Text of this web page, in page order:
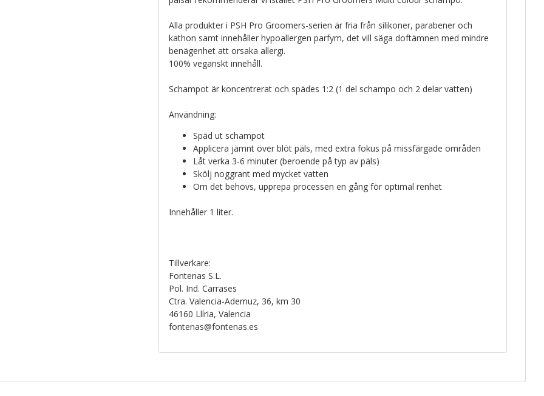
Alla produkter i PSH Pro Groomers-serien är fria från silikoner, parabener och
kathon samt innehåller hypoallergen parfym, det vill säga doftämnen med mindre
benägenhet att orsaka allergi.
100% veganskt innehåll.
Schampot är koncentrerat och spädes 1:2 (1 del schampo och 2 delar vatten)
Användning:
Späd ut schampot
Applicera jämnt över blöt päls, med extra fokus på missfärgade områden
Låt verka 3-6 minuter (beroende på typ av päls)
Skölj noggrant med mycket vatten
Om det behövs, upprepa processen en gång för optimal renhet
Innehåller 1 liter.
Tillverkare:
Fontenas S.L.
Pol. Ind. Carrases
Ctra. Valencia-Ademuz, 36, km 30
46160 Llíria, Valencia
fontenas@fontenas.es